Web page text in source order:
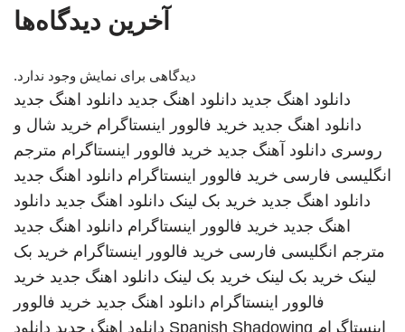
آخرین دیدگاه‌ها
دیدگاهی برای نمایش وجود ندارد.
دانلود اهنگ جدید دانلود اهنگ جدید دانلود اهنگ جدید
دانلود اهنگ جدید خرید فالوور اینستاگرام خرید شال و
روسری دانلود آهنگ جدید خرید فالوور اینستاگرام مترجم
انگلیسی فارسی خرید فالوور اینستاگرام دانلود اهنگ جدید
دانلود اهنگ جدید خرید بک لینک دانلود اهنگ جدید دانلود
اهنگ جدید خرید فالوور اینستاگرام دانلود اهنگ جدید
مترجم انگلیسی فارسی خرید فالوور اینستاگرام خرید بک
لینک خرید بک لینک خرید بک لینک دانلود اهنگ جدید خرید
فالوور اینستاگرام دانلود اهنگ جدید خرید فالوور
اینستاگرام Spanish Shadowing دانلود اهنگ جدید دانلود